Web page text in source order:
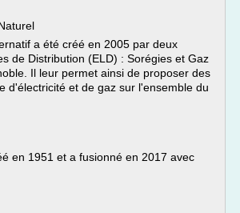
a été créé en 2005 par deux
de Distribution (ELD) : Sorégies et Gaz
Il leur permet ainsi de proposer des
d'électricité et de gaz sur l'ensemble du
en 1951 et a fusionné en 2017 avec